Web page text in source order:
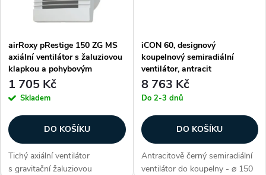
ů
airRoxy pRestige 150 ZG MS
axiální ventilátor s žaluziovou
klapkou a pohybovým
senzorem
1 705 Kč
Skladem
DO KOŠÍKU
Tichý axiální ventilátor
s gravitační žaluziovou
iCON 60, designový
koupelnový semiradiální
ventilátor, antracit
8 763 Kč
Do 2-3 dnů
DO KOŠÍKU
Antracitově černý semiradiální
ventilátor do koupelny - ⌀ 150